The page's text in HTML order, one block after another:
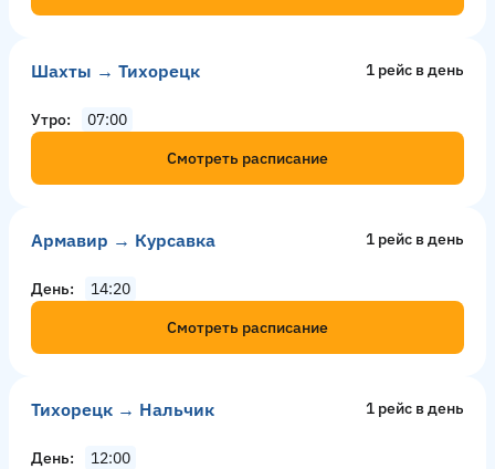
Шахты → Тихорецк 1 рейс в день
Утро
07:00
Смотреть расписание
Армавир → Курсавка 1 рейс в день
День
14:20
Смотреть расписание
Тихорецк → Нальчик 1 рейс в день
День
12:00